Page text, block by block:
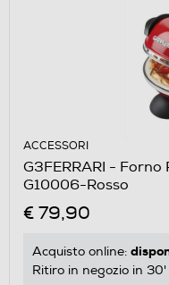
ACCESSORI
G3FERRARI - Forno
G10006-Rosso
€ 79,90
Acquisto online:
Ritiro in negozio in